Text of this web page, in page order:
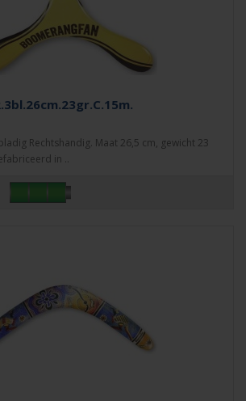
Rechtshandig. Maat 26,5 cm, gewicht 23
in ..